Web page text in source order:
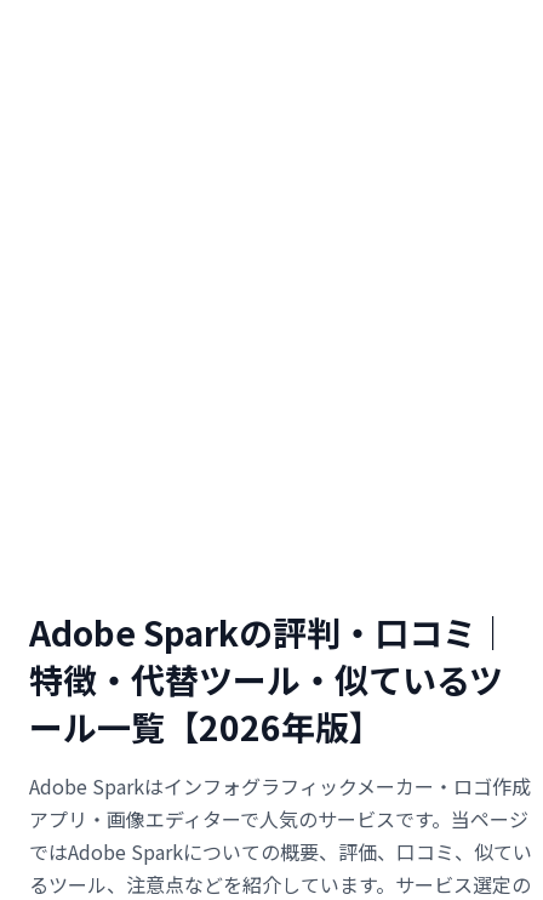
Adobe Sparkの評判・口コミ｜
特徴・代替ツール・似ているツ
ール一覧【2026年版】
Adobe Sparkはインフォグラフィックメーカー・ロゴ作成
アプリ・画像エディターで人気のサービスです。当ページ
ではAdobe Sparkについての概要、評価、口コミ、似てい
るツール、注意点などを紹介しています。サービス選定の